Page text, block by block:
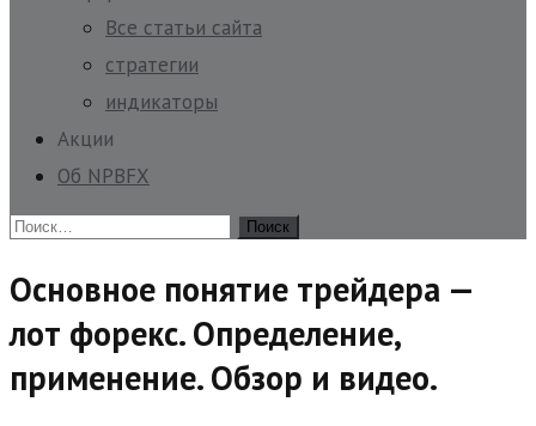
Все статьи сайта
стратегии
индикаторы
Акции
Об NPBFX
Найти:
Основное понятие трейдера —
лот форекс. Определение,
применение. Обзор и видео.